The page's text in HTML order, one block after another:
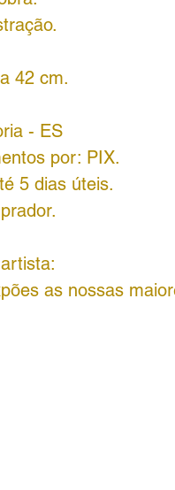
42 cm.
- ES
por: PIX.
5 dias úteis.
as nossas